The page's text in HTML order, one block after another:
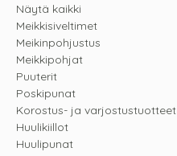
Näytä kaikki
Meikkisiveltimet
Meikinpohjustus
Meikkipohjat
Puuterit
Poskipunat
Korostus- ja varjostustuotteet
Huulikiillot
Huulipunat